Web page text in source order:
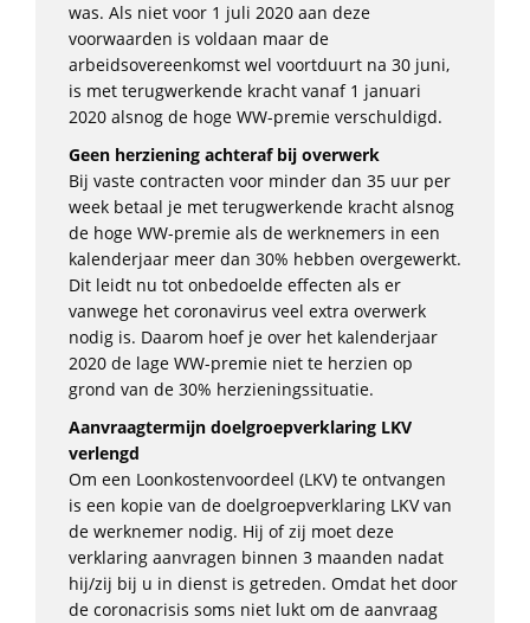
was. Als niet voor 1 juli 2020 aan deze
voorwaarden is voldaan maar de
arbeidsovereenkomst wel voortduurt na 30 juni,
is met terugwerkende kracht vanaf 1 januari
2020 alsnog de hoge WW-premie verschuldigd.
Geen herziening achteraf bij overwerk
Bij vaste contracten voor minder dan 35 uur per
week betaal je met terugwerkende kracht alsnog
de hoge WW-premie als de werknemers in een
kalenderjaar meer dan 30% hebben overgewerkt.
Dit leidt nu tot onbedoelde effecten als er
vanwege het coronavirus veel extra overwerk
nodig is. Daarom hoef je over het kalenderjaar
2020 de lage WW-premie niet te herzien op
grond van de 30% herzieningssituatie.
Aanvraagtermijn doelgroepverklaring LKV
verlengd
Om een Loonkostenvoordeel (LKV) te ontvangen
is een kopie van de doelgroepverklaring LKV van
de werknemer nodig. Hij of zij moet deze
verklaring aanvragen binnen 3 maanden nadat
hij/zij bij u in dienst is getreden. Omdat het door
de coronacrisis soms niet lukt om de aanvraag